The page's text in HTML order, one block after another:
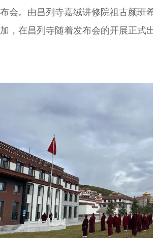
布会。由昌列寺嘉绒讲修院祖古颜班
加，在昌列寺随着发布会的开展正式